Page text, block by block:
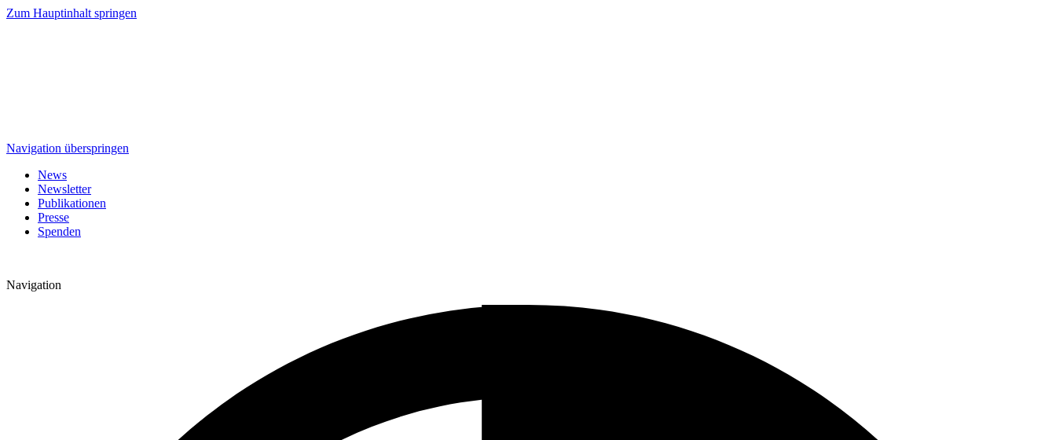
Zum Hauptinhalt springen
Navigation überspringen
News
Newsletter
Publikationen
Presse
Spenden
Navigation